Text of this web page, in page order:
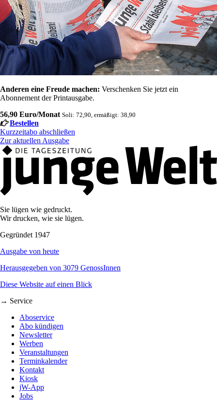
Anderen eine Freude machen: Verschenken Sie jetzt ein
Abonnement der Printausgabe.
56,90 Euro/Monat Soli: 72,90, ermäßigt: 38,90
Bestellen
Kurzzeitabo abschließen
Zur aktuellen Ausgabe
Sie lügen wie gedruckt.
Wir drucken, wie sie lügen.
Gegründet 1947
Ausgabe von heute
Herausgegeben von 3079 GenossInnen
Diese Website auf einen Blick
→ Service
Aboservice
Abo kündigen
Newsletter
Werben
Veranstaltungen
Terminkalender
Kontakt
Kiosk
jW-App
Jobs